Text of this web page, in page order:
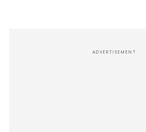
ADVERTISEMENT